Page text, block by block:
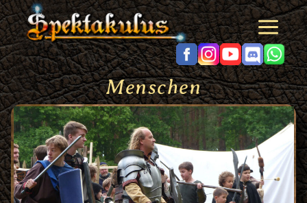
Zum
Inhalt
springen
Menschen